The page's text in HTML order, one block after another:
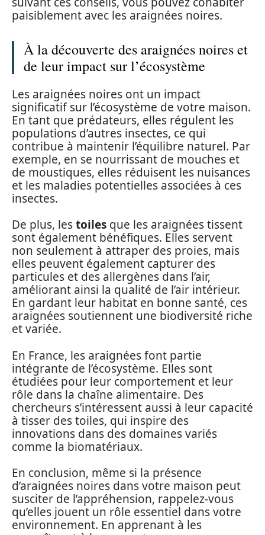
paisiblement avec les araignées noires.
À la découverte des araignées noires et
de leur impact sur l’écosystème
Les araignées noires ont un impact
significatif sur l’écosystème de votre maison.
En tant que prédateurs, elles régulent les
populations d’autres insectes, ce qui
contribue à maintenir l’équilibre naturel. Par
exemple, en se nourrissant de mouches et
de moustiques, elles réduisent les nuisances
et les maladies potentielles associées à ces
insectes.
De plus, lestoiles que les araignées tissent
sont également bénéfiques. Elles servent
non seulement à attraper des proies, mais
elles peuvent également capturer des
particules et des allergènes dans l’air,
améliorant ainsi la qualité de l’air intérieur.
En gardant leur habitat en bonne santé, ces
araignées soutiennent une biodiversité riche
et variée.
En France, les araignées font partie
intégrante de l’écosystème. Elles sont
étudiées pour leur comportement et leur
rôle dans la chaîne alimentaire. Des
chercheurs s’intéressent aussi à leur capacité
à tisser des toiles, qui inspire des
innovations dans des domaines variés
comme la biomatériaux.
En conclusion, même si la présence
d’araignées noires dans votre maison peut
susciter de l’appréhension, rappelez-vous
qu’elles jouent un rôle essentiel dans votre
environnement. En apprenant à les